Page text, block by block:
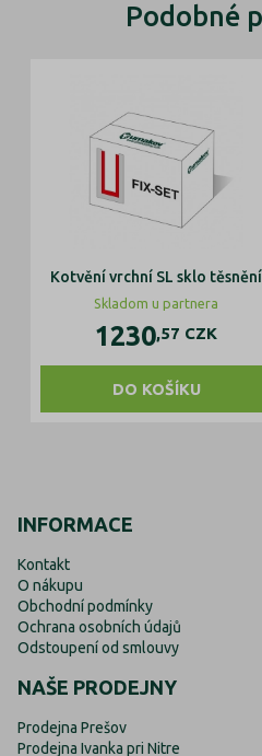
Podobné
Kotvění vrchní SL sklo těsnění
Skladom u partnera
1230,57 CZK
DO KOŠÍKU
INFORMACE
Kontakt
O nákupu
Obchodní podmínky
Ochrana osobních údajů
Odstoupení od smlouvy
NAŠE PRODEJNY
Prodejna Prešov
Prodejna Ivanka pri Nitre